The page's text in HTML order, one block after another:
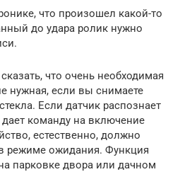
что произошел какой-то
до удара ролик нужно
что очень необходимая
нужная, если вы снимаете
Если датчик распознает
команду на включение
естественно, должно
режиме ожидания. Функция
парковке двора или дачном